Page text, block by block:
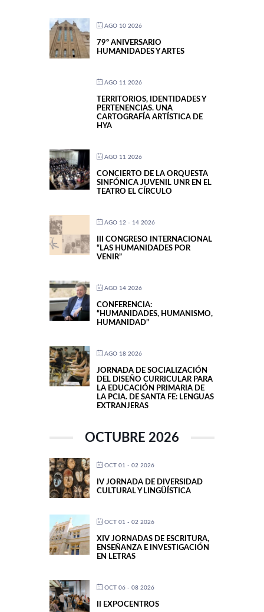
AGO 10 2026
79º ANIVERSARIO
HUMANIDADES Y ARTES
AGO 11 2026
TERRITORIOS, IDENTIDADES Y
PERTENENCIAS. UNA
CARTOGRAFÍA ARTÍSTICA DE
HYA
AGO 11 2026
CONCIERTO DE LA ORQUESTA
SINFÓNICA JUVENIL UNR EN EL
TEATRO EL CÍRCULO
AGO 12 - 14 2026
III CONGRESO INTERNACIONAL
“LAS HUMANIDADES POR
VENIR”
AGO 14 2026
CONFERENCIA:
“HUMANIDADES, HUMANISMO,
HUMANIDAD”
AGO 18 2026
JORNADA DE SOCIALIZACIÓN
DEL DISEÑO CURRICULAR PARA
LA EDUCACIÓN PRIMARIA DE
LA PCIA. DE SANTA FE: LENGUAS
EXTRANJERAS
OCTUBRE 2026
OCT 01 - 02 2026
IV JORNADA DE DIVERSIDAD
CULTURAL Y LINGÜÍSTICA
OCT 01 - 02 2026
XIV JORNADAS DE ESCRITURA,
ENSEÑANZA E INVESTIGACIÓN
EN LETRAS
OCT 06 - 08 2026
II EXPOCENTROS